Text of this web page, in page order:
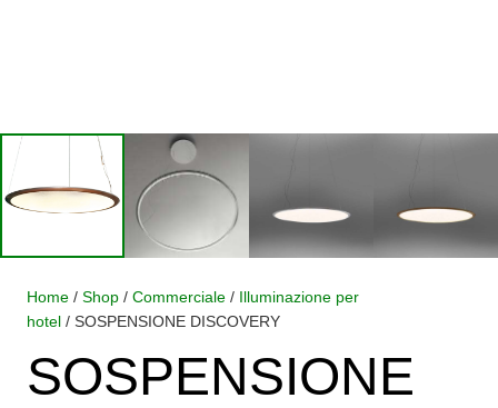
Home / Shop / Commerciale / Illuminazione per
hotel / SOSPENSIONE DISCOVERY
SOSPENSIONE